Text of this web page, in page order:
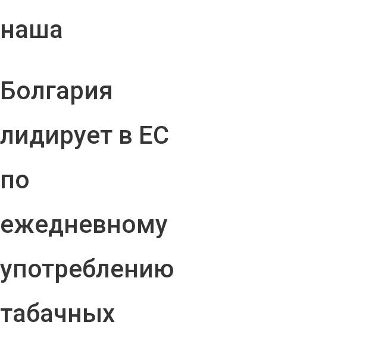
наша
Болгария
лидирует в ЕС
по
ежедневному
употреблению
табачных